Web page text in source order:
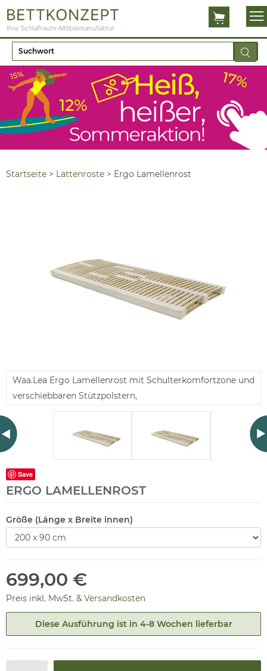
Startseite > Lattenroste > Ergo Lamellenrost
Waa.Lea Ergo Lamellenrost mit Schulterkomfortzone und
verschiebbaren Stützpolstern,
Save
ERGO LAMELLENROST
Größe (Länge x Breite innen)
699,00 €
Preis inkl. MwSt. & Versandkosten
Diese Ausführung ist in 4-8 Wochen lieferbar